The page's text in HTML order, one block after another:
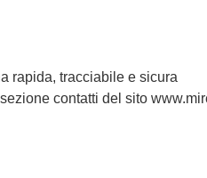
rapida, tracciabile e sicura
contatti del sito